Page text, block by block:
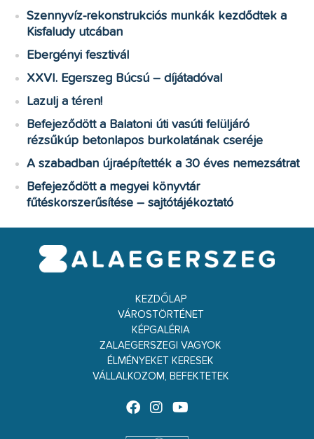
Szennyvíz-rekonstrukciós munkák kezdődtek a
Kisfaludy utcában
Ebergényi fesztivál
XXVI. Egerszeg Búcsú – díjátadóval
Lazulj a téren!
Befejeződött a Balatoni úti vasúti felüljáró
rézsűkúp betonlapos burkolatának cseréje
A szabadban újraépítették a 30 éves nemezsátrat
Befejeződött a megyei könyvtár
fűtéskorszerűsítése – sajtótájékoztató
KEZDŐLAP
VÁROSTÖRTÉNET
KÉPGALÉRIA
ZALAEGERSZEGI VAGYOK
ÉLMÉNYEKET KERESEK
VÁLLALKOZOM, BEFEKTETEK